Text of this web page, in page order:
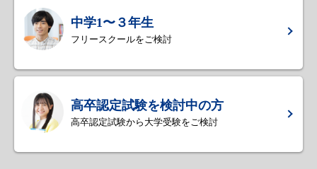
中学1〜３年生
フリースクールをご検討
高卒認定試験を検討中の方
高卒認定試験から大学受験をご検討